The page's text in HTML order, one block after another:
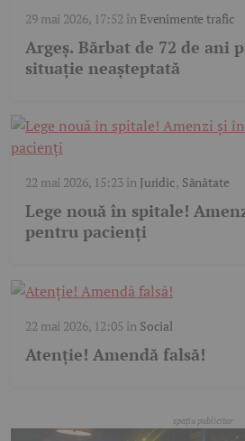
29 mai 2026, 17:52 în Evenimente trafic
Argeș. Bărbat de 72 de ani
situație neașteptată
22 mai 2026, 15:23în Juridic, Sănătate
Lege nouă în spitale!
pentru pacienți
22 mai 2026, 12:05 în Social
Atenție! Amendă falsă!